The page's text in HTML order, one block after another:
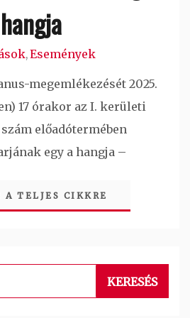
hangja
,Események
megemlékezését 2025.
17 órakor az I. kerületi
előadótermében
egy a hangja –
A TELJES CIKKRE